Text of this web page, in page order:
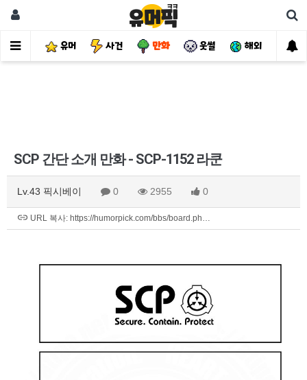
유머 사건 만화 웃썰 해외 핫
SCP 간단 소개 만화 - SCP-1152 라쿤
Lv.43 픽시베이 0 2955 0
URL 복사: https://humorpick.com/bbs/board.ph…